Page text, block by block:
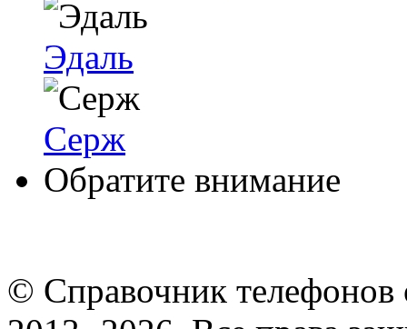
Эдаль
Серж
Обратите внимание
© Cправочник телефонов